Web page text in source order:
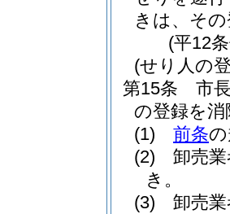
きは、そ
(平12
(せり人の
第15条
市
の登録を
(1)
前条
(2)
卸売
き。
(3)
卸売